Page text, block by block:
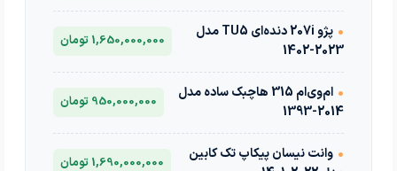
•
پژو 207i دنده‌ای TU5 مدل
2023-1402
1,650,000,000 تومان
•
ام‌وی‌ام 315 هاچبک ساده مدل
2014-1393
950,000,000 تومان
• وانت نیسان پیکاپ تک کابین
1,690,000,000 تومان